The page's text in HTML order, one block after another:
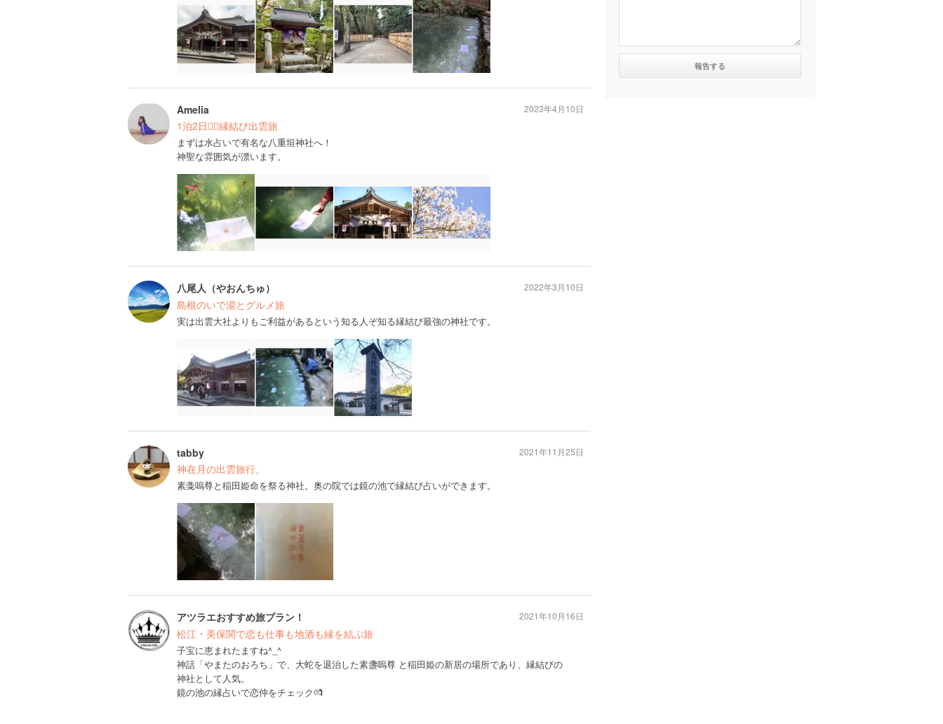
Amelia
1泊2日❤️‍🔥縁結び出雲旅
まずは水占いで有名な八重垣神社へ！
神聖な雰囲気が漂います。
2023年4月10日
八尾人（やおんちゅ）
島根のいで湯とグルメ旅
実は出雲大社よりもご利益があるという知る人ぞ知る縁結び最強の神社です。
2022年3月10日
tabby
神在月の出雲旅行。
素戔嗚尊と稲田姫命を祭る神社。奥の院では鏡の池で縁結び占いができます。
2021年11月25日
アツラエおすすめ旅プラン！
松江・美保関で恋も仕事も地酒も縁を結ぶ旅
子宝に恵まれたますね^_^
神話「やまたのおろち」で、大蛇を退治した素盞嗚尊 と稲田姫の新居の場所であり、縁結びの
神社として人気。
鏡の池の縁占いで恋仲をチェック💏
2021年10月16日